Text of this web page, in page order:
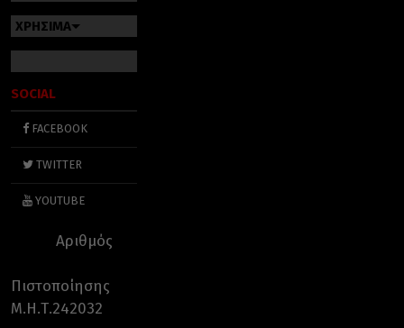
ΧΡΗΣΙΜΑ
SOCIAL
FACEBOOK
TWITTER
YOUTUBE
Αριθμός
Πιστοποίησης
Μ.Η.Τ.242032